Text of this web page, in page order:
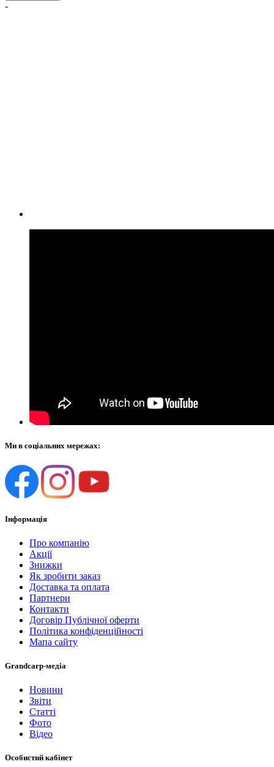
-
Ми в соціальних мережах:
Інформація
Про компанію
Акції
Знижки
Як зробити заказ
Доставка та оплата
Партнери
Контакти
Договір Публічної оферти
Політика конфіденційності
Мапа сайту
Grandcarp-медіа
Новини
Звіти
Статті
Фото
Відео
Особистий кабінет